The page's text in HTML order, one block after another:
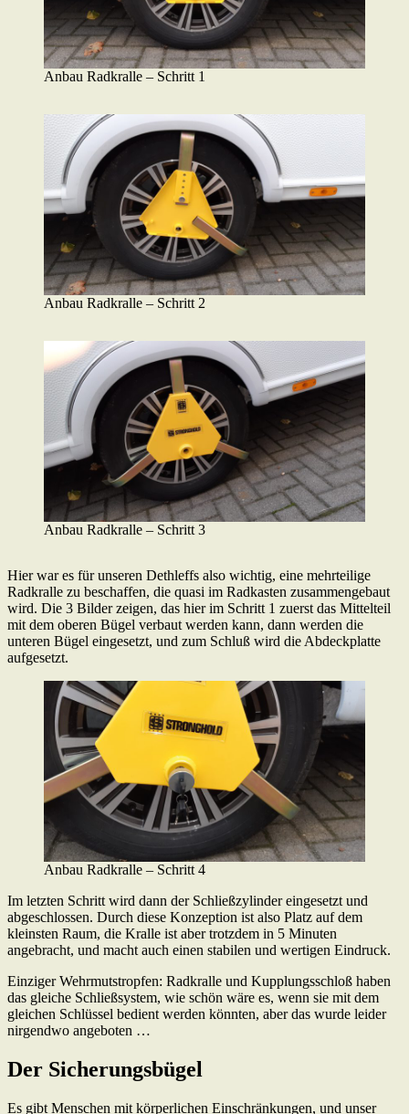
Anbau Radkralle – Schritt 1
Anbau Radkralle – Schritt 2
Anbau Radkralle – Schritt 3
Hier war es für unseren Dethleffs also wichtig, eine mehrteilige
Radkralle zu beschaffen, die quasi im Radkasten zusammengebaut
wird. Die 3 Bilder zeigen, das hier im Schritt 1 zuerst das Mittelteil
mit dem oberen Bügel verbaut werden kann, dann werden die
unteren Bügel eingesetzt, und zum Schluß wird die Abdeckplatte
aufgesetzt.
Anbau Radkralle – Schritt 4
Im letzten Schritt wird dann der Schließzylinder eingesetzt und
abgeschlossen. Durch diese Konzeption ist also Platz auf dem
kleinsten Raum, die Kralle ist aber trotzdem in 5 Minuten
angebracht, und macht auch einen stabilen und wertigen Eindruck.
Einziger Wehrmutstropfen: Radkralle und Kupplungsschloß haben
das gleiche Schließsystem, wie schön wäre es, wenn sie mit dem
gleichen Schlüssel bedient werden könnten, aber das wurde leider
nirgendwo angeboten …
Der Sicherungsbügel
Es gibt Menschen mit körperlichen Einschränkungen, und unser